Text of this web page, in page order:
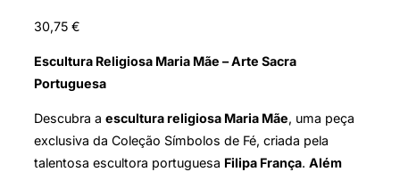
30,75 €
Escultura Religiosa Maria Mãe – Arte Sacra
Portuguesa
Descubra a escultura religiosa Maria Mãe, uma peça
exclusiva da Coleção Símbolos de Fé, criada pela
talentosa escultora portuguesa Filipa França. Além